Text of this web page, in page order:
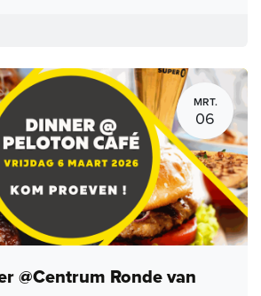
MRT.
06
@Centrum Ronde van